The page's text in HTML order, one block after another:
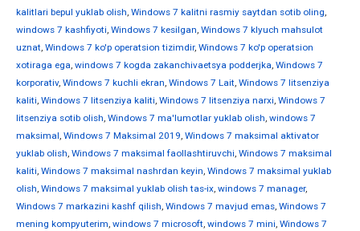
kalitlari bepul yuklab olish, Windows 7 kalitni rasmiy saytdan sotib oling,
windows 7 kashfiyoti, Windows 7 kesilgan, Windows 7 klyuch mahsulot
uznat, Windows 7 ko'p operatsion tizimdir, Windows 7 ko'p operatsion
xotiraga ega, windows 7 kogda zakanchivaetsya podderjka, Windows 7
korporativ, Windows 7 kuchli ekran, Windows 7 Lait, Windows 7 litsenziya
kaliti, Windows 7 litsenziya kaliti, Windows 7 litsenziya narxi, Windows 7
litsenziya sotib olish, Windows 7 ma'lumotlar yuklab olish, windows 7
maksimal, Windows 7 Maksimal 2019, Windows 7 maksimal aktivator
yuklab olish, Windows 7 maksimal faollashtiruvchi, Windows 7 maksimal
kaliti, Windows 7 maksimal nashrdan keyin, Windows 7 maksimal yuklab
olish, Windows 7 maksimal yuklab olish tas-ix, windows 7 manager,
Windows 7 markazini kashf qilish, Windows 7 mavjud emas, Windows 7
mening kompyuterim, windows 7 microsoft, windows 7 mini, Windows 7